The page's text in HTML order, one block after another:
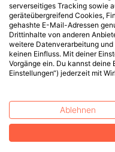
serverseitiges Tracking sowie
geräteübergreifend Cookies,
gehashte E-Mail-Adressen
Drittinhalte von anderen
weitere Datenverarbeitung
keinen Einfluss. Mit deiner
Vorgänge ein. Du kannst deine
Einstellungen“) jederzeit mit
Ablehnen